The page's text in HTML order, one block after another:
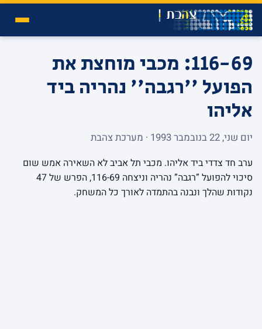
116-69: מכבי מוחצת את
הפועל ''רגבה'' נהריה ביד
אליהו
יום שני, 22 בנובמבר 1993 · מערכת צהבת
ערב חד צדדי ביד אליהו. מכבי תל אביב לא השאירה אמש שום
סיכוי להפועל ”רגבה” נהריה וניצחה 116-69, הפרש של 47
נקודות שהלך ונבנה בהתמדה לאורך כל המשחק.